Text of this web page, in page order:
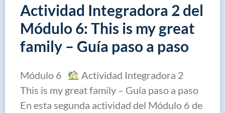
Actividad Integradora 2 del
Módulo 6: This is my great
family – Guía paso a paso
Módulo 6
Actividad Integradora 2
This is my great family – Guía paso a paso
En esta segunda actividad del Módulo 6 de